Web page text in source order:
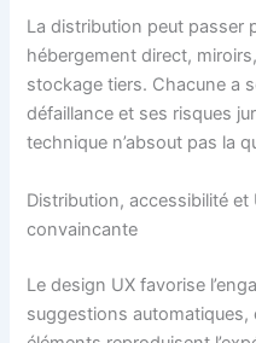
La distribution peut passer
hébergement direct,
stockage tiers. Chacune a
défaillance et ses risques
technique n’absout pas la
Distribution, accessibilité et
convaincante
Le design UX favorise
suggestions